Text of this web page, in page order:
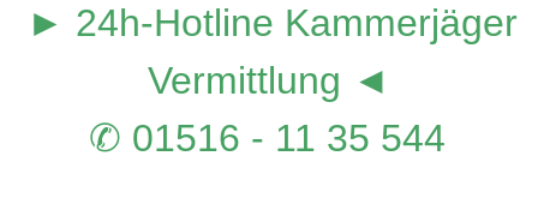
► 24h-Hotline Kammerjäger
Vermittlung ◄
✆ 01516 - 11 35 544